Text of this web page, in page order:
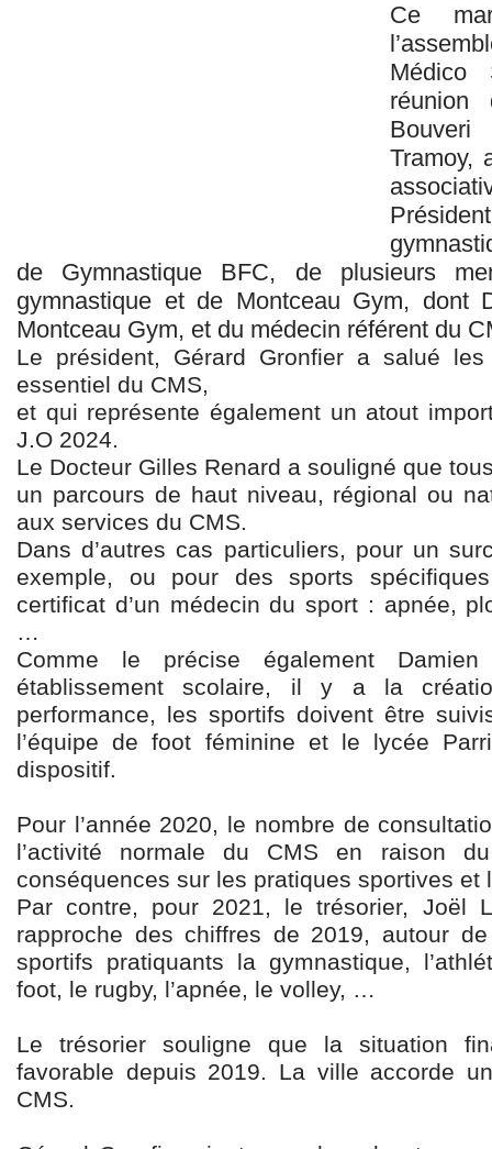
Ce
réunion
Tramoy,
de Gymnastique BFC, de plusieurs
gymnastique et de Montceau Gym, dont
Montceau Gym, et du médecin référent du
Le président, Gérard Gronfier a salué
essentiel du CMS,
et qui représente également un atout
J.O 2024.
Le Docteur Gilles Renard a souligné que
un parcours de haut niveau, régional ou
aux services du CMS.
Dans d’autres cas particuliers, pour un
exemple, ou pour des sports
certificat d’un médecin du sport : apnée,
…
Comme le précise également
établissement scolaire, il y a la
performance, les sportifs doivent être
l’équipe de foot féminine et le lycée
dispositif.
Pour l’année 2020, le nombre de
l’activité normale du CMS en raison
conséquences sur les pratiques sportives et
Par contre, pour 2021, le trésorier, Joël
rapproche des chiffres de 2019, autour
sportifs pratiquants la gymnastique,
foot, le rugby, l’apnée, le volley, …
Le trésorier souligne que la situation
favorable depuis 2019. La ville accorde
CMS.